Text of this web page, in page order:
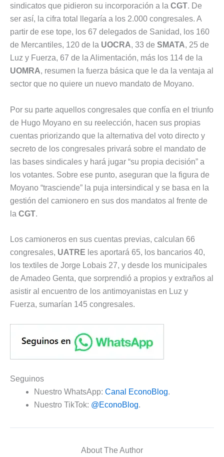
sindicatos que pidieron su incorporación a la CGT. De
ser así, la cifra total llegaría a los 2.000 congresales. A
partir de ese tope, los 67 delegados de Sanidad, los 160
de Mercantiles, 120 de la UOCRA, 33 de SMATA, 25 de
Luz y Fuerza, 67 de la Alimentación, más los 114 de la
UOMRA, resumen la fuerza básica que le da la ventaja al
sector que no quiere un nuevo mandato de Moyano.
Por su parte aquellos congresales que confía en el triunfo
de Hugo Moyano en su reelección, hacen sus propias
cuentas priorizando que la alternativa del voto directo y
secreto de los congresales privará sobre el mandato de
las bases sindicales y hará jugar “su propia decisión” a
los votantes. Sobre ese punto, aseguran que la figura de
Moyano “trasciende” la puja intersindical y se basa en la
gestión del camionero en sus dos mandatos al frente de
la CGT.
Los camioneros en sus cuentas previas, calculan 66
congresales, UATRE les aportará 65, los bancarios 40,
los textiles de Jorge Lobais 27, y desde los municipales
de Amadeo Genta, que sorprendió a propios y extraños al
asistir al encuentro de los antimoyanistas en Luz y
Fuerza, sumarían 145 congresales.
Seguinos
Nuestro WhatsApp: Canal EconoBlog.
Nuestro TikTok: @EconoBlog.
About The Author